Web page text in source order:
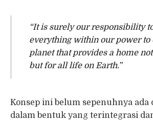
“It is surely our responsibility
everything within our power to
planet that provides a home
but for all life on Earth.”
Konsep ini belum sepenuhnya ada
dalam bentuk yang terintegrasi